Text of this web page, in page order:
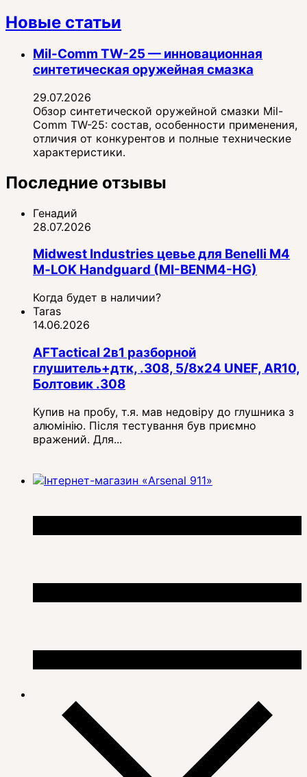
Новые статьи
Mil-Comm TW-25 — инновационная
синтетическая оружейная смазка
29.07.2026
Обзор синтетической оружейной смазки Mil-
Comm TW-25: состав, особенности применения,
отличия от конкурентов и полные технические
характеристики.
Последние отзывы
Генадий
28.07.2026
Midwest Industries цевье для Benelli M4
M‑LOK Handguard (MI-BENM4-HG)
Когда будет в наличии?
Taras
14.06.2026
AFTactical 2в1 разборной
глушитель+дтк, .308, 5/8x24 UNEF, AR10,
Болтовик .308
Купив на пробу, т.я. мав недовіру до глушника з
алюмінію. Після тестування був приємно
вражений. Для...